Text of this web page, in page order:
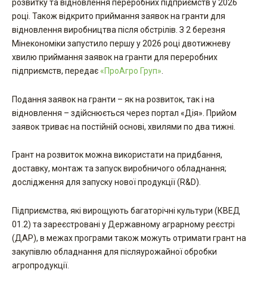
розвитку та відновлення переробних підприємств у 2026
році. Також відкрито приймання заявок на гранти для
відновлення виробництва після обстрілів. З 2 березня
Мінекономіки запустило першу у 2026 році двотижневу
хвилю приймання заявок на гранти для переробних
підприємств, передає «ПроАгро Груп»
Подання заявок на гранти – як на розвиток, так і на
відновлення – здійснюється через портал «Дія». Прийом
заявок триває на постійній основі, хвилями по два тижні.
Грант на розвиток можна використати на придбання,
доставку, монтаж та запуск виробничого обладнання;
дослідження для запуску нової продукції (R&D).
Підприємства, які вирощують багаторічні культури (КВЕД
01.2) та зареєстровані у Державному аграрному реєстрі
(ДАР), в межах програми також можуть отримати грант на
закупівлю обладнання для післяурожайної обробки
агропродукції.